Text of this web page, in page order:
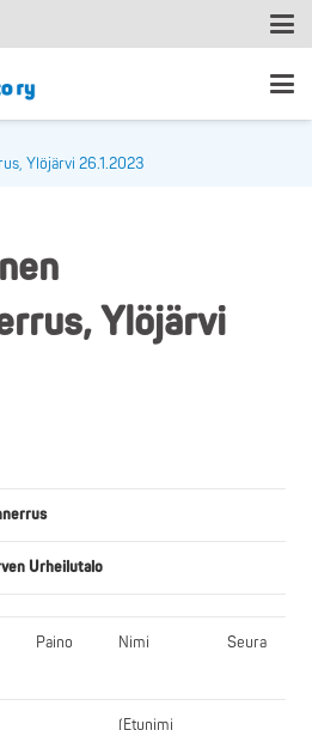
Ylöjärvi 26.1.2023
Ylöjärvi
Urheilutalo
Paino Nimi Seura
(Etunimi